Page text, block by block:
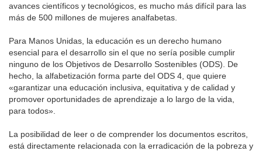
avances científicos y tecnológicos, es mucho más difícil para las
más de 500 millones de mujeres analfabetas.
Para Manos Unidas, la educación es un derecho humano
esencial para el desarrollo sin el que no sería posible cumplir
ninguno de los Objetivos de Desarrollo Sostenibles (ODS). De
hecho, la alfabetización forma parte del ODS 4, que quiere
«garantizar una educación inclusiva, equitativa y de calidad y
promover oportunidades de aprendizaje a lo largo de la vida,
para todos».
La posibilidad de leer o de comprender los documentos escritos,
está directamente relacionada con la erradicación de la pobreza y